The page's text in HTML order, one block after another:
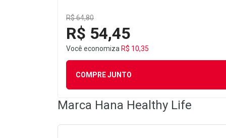
R$ 64,80
R$ 54,45
Você economiza R$ 10,35
COMPRE JUNTO
Marca Hana Healthy Life